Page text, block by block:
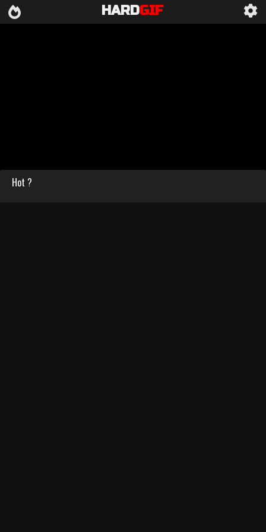
HARDGIF
Hot ?